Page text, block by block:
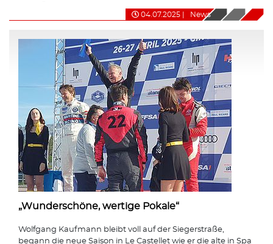
04.07.2025 News
„Wunderschöne, wertige Pokale“
Wolfgang Kaufmann bleibt voll auf der Siegerstraße,
begann die neue Saison in Le Castellet wie er die alte in Spa